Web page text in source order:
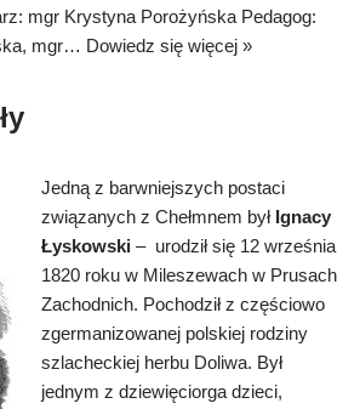
mgr Krystyna Porożyńska Pedagog:
mgr… Dowiedz się więcej »
Jedną z barwniejszych postaci
związanych z Chełmnem był Ignacy
Łyskowski – urodził się 12 września
1820 roku w Mileszewach w Prusach
Zachodnich. Pochodził z częściowo
zgermanizowanej polskiej rodziny
szlacheckiej herbu Doliwa. Był
jednym z dziewięciorga dzieci,